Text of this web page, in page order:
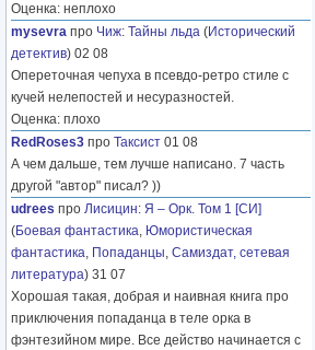
Оценка: неплохо
mysevra про Чиж: Тайны льда (Исторический
детектив) 02 08
Опереточная чепуха в псевдо-ретро стиле с
кучей нелепостей и несуразностей.
Оценка: плохо
RedRoses3 про Таксист 01 08
А чем дальше, тем лучше написано. 7 часть
другой "автор" писал? ))
udrees про Лисицин: Я – Орк. Том 1 [СИ]
(Боевая фантастика, Юмористическая
фантастика, Попаданцы, Самиздат, сетевая
литература) 31 07
Хорошая такая, добрая и наивная книга про
приключения попаданца в теле орка в
фэнтезийном мире. Все действо начинается с